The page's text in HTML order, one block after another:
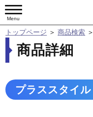
Menu
トップページ ＞商品検索 ＞
商品詳細
プラススタイル